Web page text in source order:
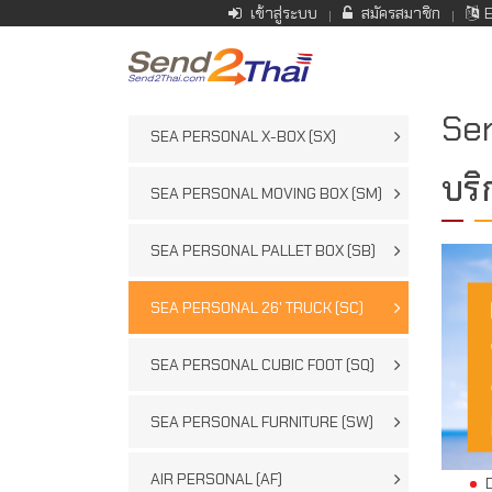
เข้าสู่ระบบ สมัครสมาชิก
SEA PERSONAL X-BOX (SX)
SEA PERSONAL MOVING BOX (SM)
SEA PERSONAL PALLET BOX (SB)
SEA PERSONAL 26' TRUCK (SC)
SEA PERSONAL CUBIC FOOT (SQ)
SEA PERSONAL FURNITURE (SW)
AIR PERSONAL (AF)
บริ